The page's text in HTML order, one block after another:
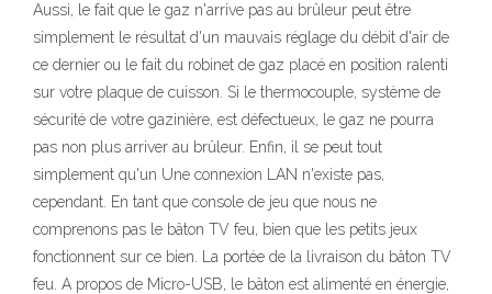
Aussi, le fait que le gaz n'arrive pas au brûleur peut être
simplement le résultat d'un mauvais réglage du débit d'air de
ce dernier ou le fait du robinet de gaz placé en position ralenti
sur votre plaque de cuisson. Si le thermocouple, système de
sécurité de votre gazinière, est défectueux, le gaz ne pourra
pas non plus arriver au brûleur. Enfin, il se peut tout
simplement qu'un Une connexion LAN n'existe pas,
cependant. En tant que console de jeu que nous ne
comprenons pas le bâton TV feu, bien que les petits jeux
fonctionnent sur ce bien. La portée de la livraison du bâton TV
feu. A propos de Micro-USB, le bâton est alimenté en énergie,